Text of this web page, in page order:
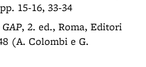
15-16, 33-34
, 2. ed., Roma, Editori
(A. Colombi e G.